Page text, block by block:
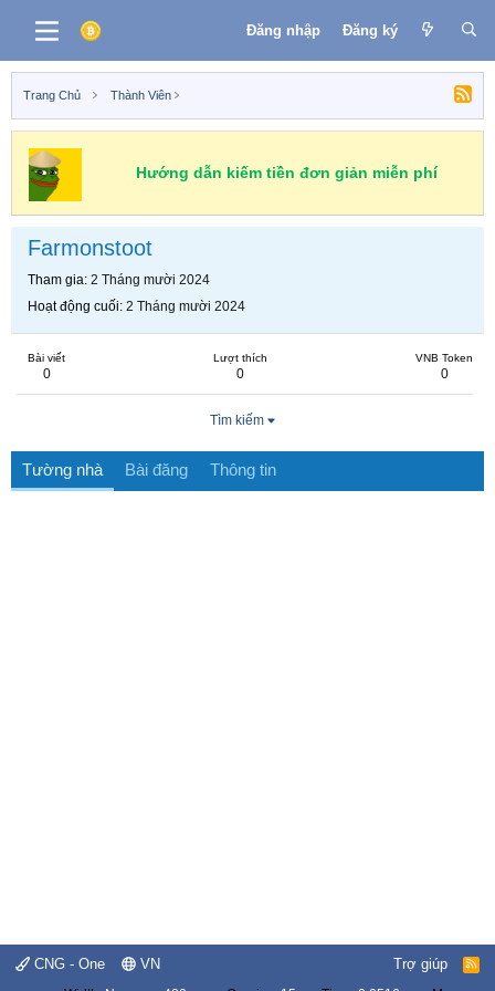
Đăng nhập Đăng ký
Trang Chủ Thành Viên
Hướng dẫn kiếm tiền đơn giản miễn phí
Farmonstoot
Tham gia 2 Tháng mười 2024
Hoạt động cuối 2 Tháng mười 2024
Bài viết
0
Lượt thích
0
VNB Token
0
Tìm kiếm
Tường nhà Bài đăng Thông tin
CNG - One VN Trợ giúp
R